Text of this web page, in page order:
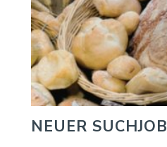
NEUER SUCHJOB